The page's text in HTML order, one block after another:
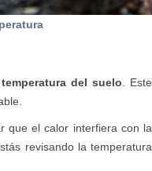
del suelo . Este
que el calor interfiera con la
revisando la temperatura